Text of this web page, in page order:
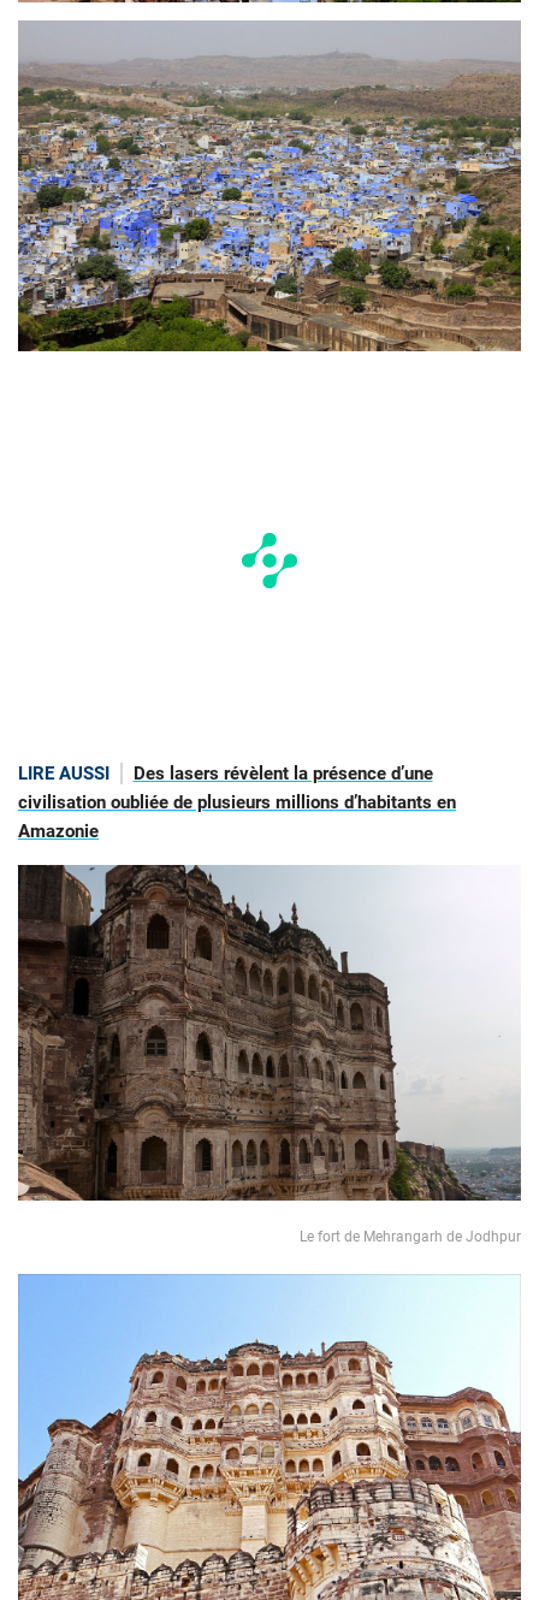
LIRE AUSSI
Des lasers révèlent la présence d’une
civilisation oubliée de plusieurs millions d’habitants en
Amazonie
Le fort de Mehrangarh de Jodhpur